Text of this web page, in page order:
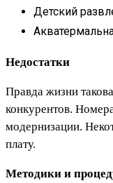
Детский
Недостатки
Правда жизни
конкурентов.
модернизации.
плату.
Методики и